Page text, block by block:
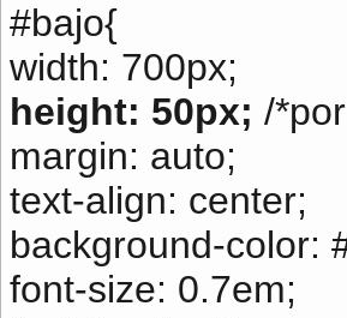
#bajo{
width: 700px;
height: 50px; /
margin: auto;
text-align: center;
background-color:
font-size: 0.7em;